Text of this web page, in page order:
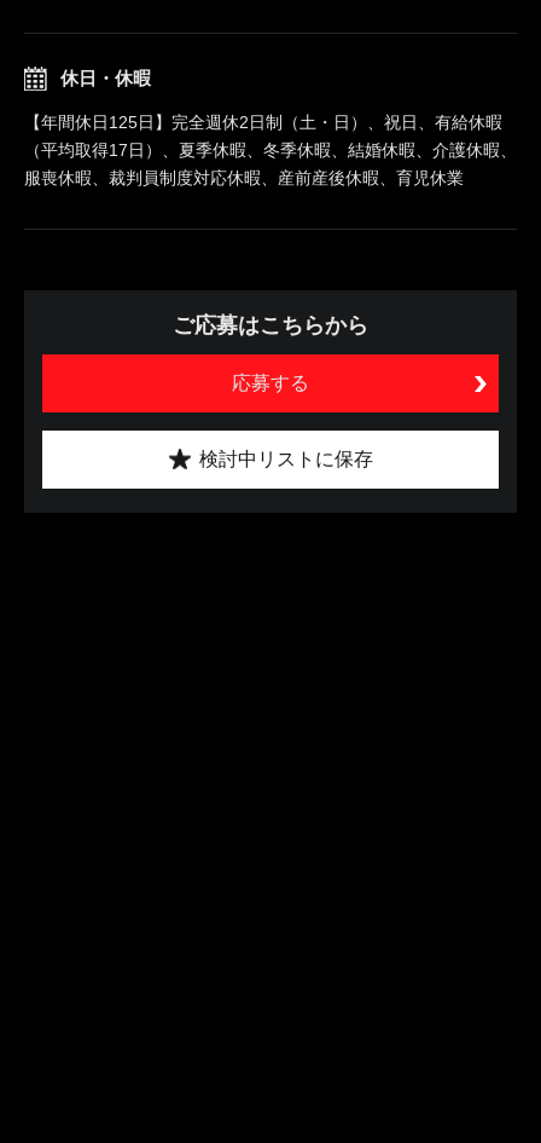
休日・休暇
【年間休日125日】完全週休2日制（土・日）、祝日、有給休暇
（平均取得17日）、夏季休暇、冬季休暇、結婚休暇、介護休暇、
服喪休暇、裁判員制度対応休暇、産前産後休暇、育児休業
ご応募はこちらから
応募する
検討中リストに保存